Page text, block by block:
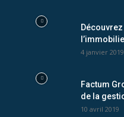
4 janvier 2019
Factum
de la
10 avril 2019